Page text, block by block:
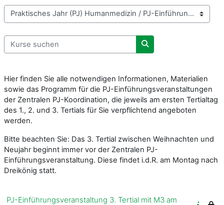
Kursbereiche
Kurse suchen
Kurse suchen
Hier finden Sie alle notwendigen Informationen, Materialien
sowie das Programm für die PJ-Einführungsveranstaltungen
der Zentralen PJ-Koordination, die jeweils am ersten Tertialtag
des 1., 2. und 3. Tertials für Sie verpflichtend angeboten
werden.
Bitte beachten Sie: Das 3. Tertial zwischen Weihnachten und
Neujahr beginnt immer vor der Zentralen PJ-
Einführungsveranstaltung. Diese findet i.d.R. am Montag nach
Dreikönig statt.
PJ-Einführungsveranstaltung 3. Tertial mit M3 am